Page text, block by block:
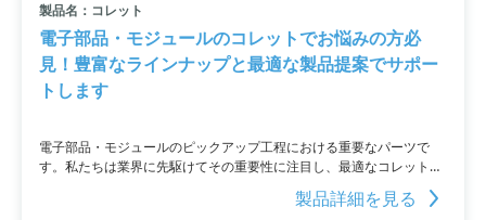
製品名：コレット
電子部品・モジュールのコレットでお悩みの方必
見！豊富なラインナップと最適な製品提案でサポー
トします
電子部品・モジュールのピックアップ工程における重要なパーツで
す。私たちは業界に先駆けてその重要性に注目し、最適なコレットを
提供するために日々努力しています。メーカー・サプライヤーとして
のポジションを超え、ピックアップ工程のスペシャリストとして、新
製品詳細を見る